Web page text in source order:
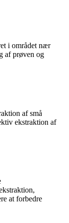
i området nær
af prøven og
af små
ekstraktion af
at forbedre